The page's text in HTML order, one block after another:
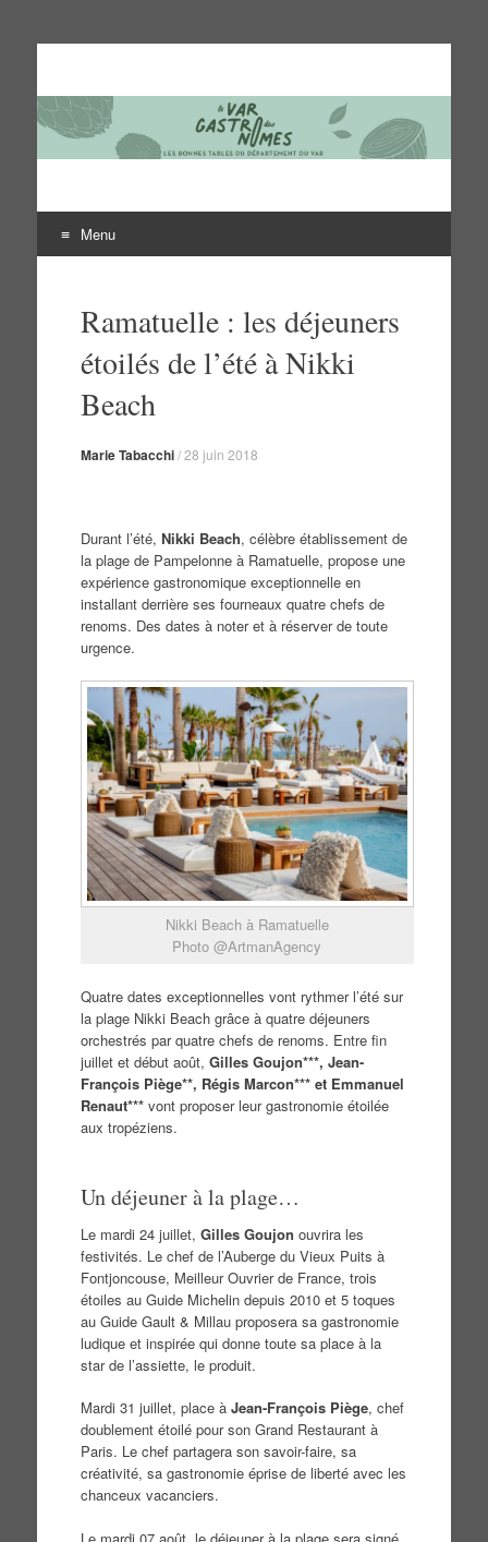
Le Var des gastronomes
Les bonnes tables du département du Var
Menu
contenuRamatuelle : les déjeuners
étoilés de l’été à Nikki
Beach
Marie Tabacchi/28 juin 2018
Durant l’été, Nikki Beach, célèbre établissement de
la plage de Pampelonne à Ramatuelle, propose une
expérience gastronomique exceptionnelle en
installant derrière ses fourneaux quatre chefs de
renoms. Des dates à noter et à réserver de toute
urgence.
Nikki Beach à Ramatuelle
Photo @ArtmanAgency
Quatre dates exceptionnelles vont rythmer l’été sur
la plage Nikki Beach grâce à quatre déjeuners
orchestrés par quatre chefs de renoms. Entre fin
juillet et début août, Gilles Goujon***, Jean-
François Piège**, Régis Marcon*** et Emmanuel
Renaut***vont proposer leur gastronomie étoilée
aux tropéziens.
Un déjeuner à la plage…
Le mardi 24 juillet, Gilles Goujon ouvrira les
festivités. Le chef de l’Auberge du Vieux Puits à
Fontjoncouse, Meilleur Ouvrier de France, trois
étoiles au Guide Michelin depuis 2010 et 5 toques
au Guide Gault & Millau proposera sa gastronomie
ludique et inspirée qui donne toute sa place à la
star de l’assiette, le produit.
Mardi 31 juillet, place à Jean-François Piège, chef
doublement étoilé pour son Grand Restaurant à
Paris. Le chef partagera son savoir-faire, sa
créativité, sa gastronomie éprise de liberté avec les
chanceux vacanciers.
Le mardi 07 août, le déjeuner à la plage sera signé